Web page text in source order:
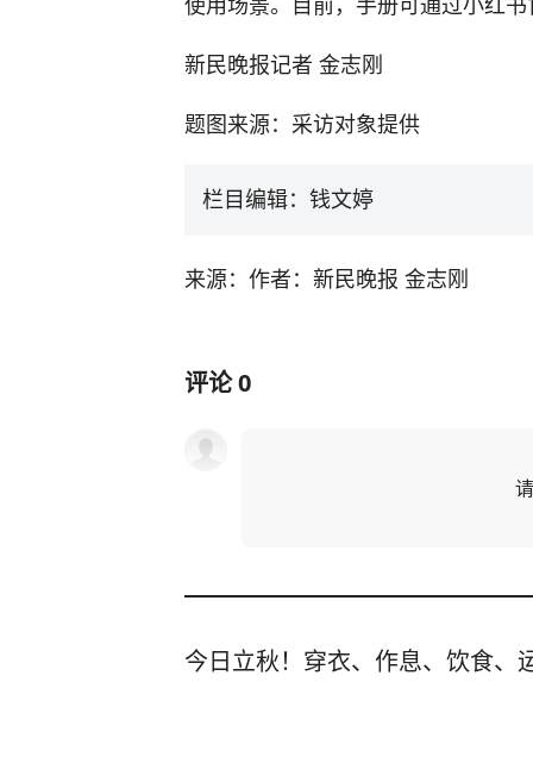
新民晚报记者 金志刚
题图来源：采访对象提供
栏目编辑：钱文婷
来源：作者：新民晚报 金志刚
评论0
今日立秋！穿衣、作息、饮食、